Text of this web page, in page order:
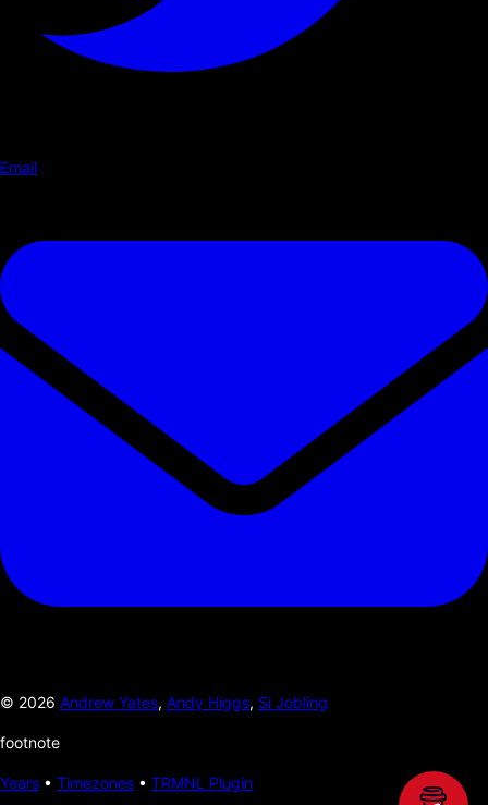
Email
© 2026 Andrew Yates, Andy Higgs, Si Jobling
footnote
Years • Timezones • TRMNL Plugin